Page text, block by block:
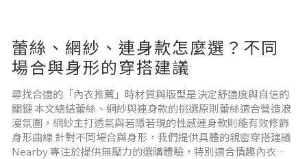
蕾絲、網紗、連身款怎麼選？不同
場合與身形的穿搭建議
尋找合適的「內衣推薦」時材質與版型是決定舒適度與自信的
關鍵 本文總結蕾絲、網紗與連身款的挑選原則蕾絲適合營造浪
漫氛圍，網紗主打透氣與若隱若現的性感連身款則能有效修飾
身形曲線 針對不同場合與身形，我們提供具體的親密穿搭建議
Nearby 專注於提供無壓力的選購體驗，特別適合情趣內衣新